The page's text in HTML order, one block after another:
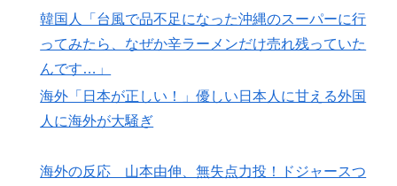
韓国人「台風で品不足になった沖縄のスーパーに行
ってみたら、なぜか辛ラーメンだけ売れ残っていた
んです…」
海外「日本が正しい！」優しい日本人に甘える外国
人に海外が大騒ぎ
海外の反応 山本由伸、無失点力投！ドジャースつ